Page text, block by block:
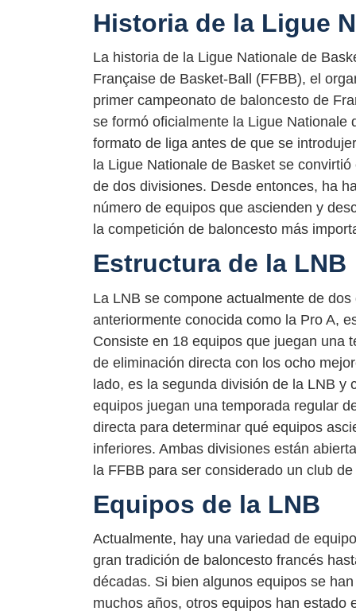
Historia de la Ligue
La historia de la Ligue Nationale de
Française de Basket-Ball (FFBB), el
primer campeonato de baloncesto de
se formó oficialmente la Ligue Nationale
formato de liga antes de que se
la Ligue Nationale de Basket se
de dos divisiones. Desde entonces, ha
número de equipos que ascienden y
la competición de baloncesto más
Estructura de la LNB
La LNB se compone actualmente de
anteriormente conocida como la Pro A,
Consiste en 18 equipos que juegan una
de eliminación directa con los ocho
lado, es la segunda división de la LNB y
equipos juegan una temporada regular
directa para determinar qué equipos
inferiores. Ambas divisiones están
la FFBB para ser considerado un club
Equipos de la LNB
Actualmente, hay una variedad de
gran tradición de baloncesto francés
décadas. Si bien algunos equipos se
muchos años, otros equipos han estado